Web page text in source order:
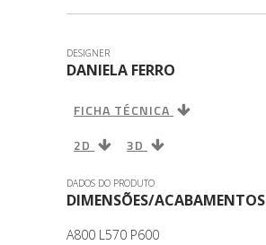
DESIGNER
DANIELA FERRO
FICHA TÉCNICA
2D
3D
DADOS DO PRODUTO
DIMENSÕES/ACABAMENTOS
A800 L570 P600